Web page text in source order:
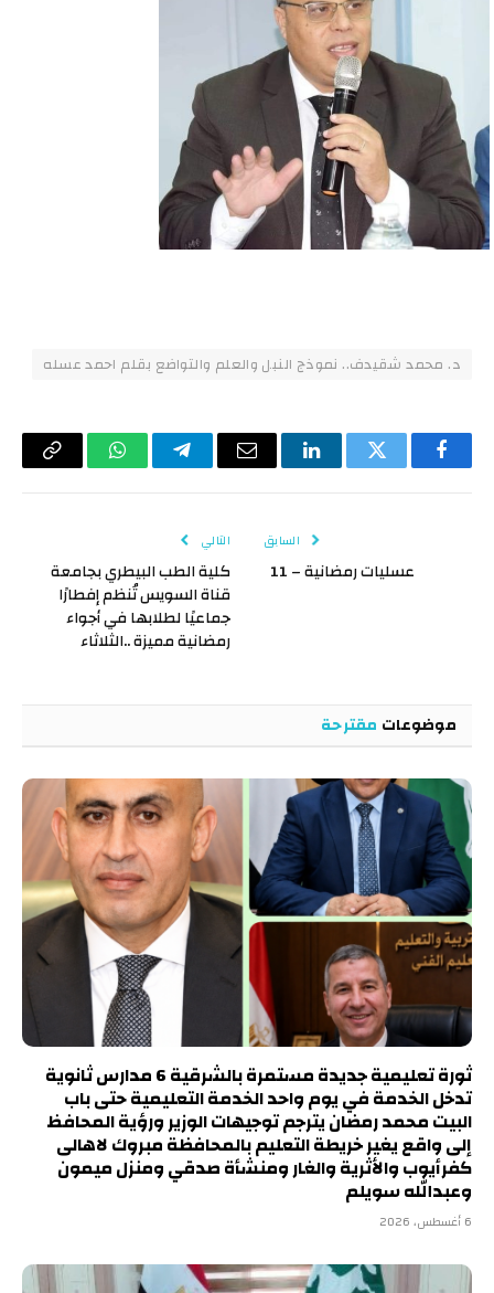
د. محمد شقيدف.. نموذج النبل والعلم والتواضع بقلم احمد عسله
فيسبوكتويتر لينكدإن البريد
تيلقرام واتسابCopy
السابق
عسليات رمضانية – 11
التالي
كلية الطب البيطري بجامعة
قناة السويس تُنظم إفطارًا
جماعيًا لطلابها في أجواء
رمضانية مميزة ..الثلاثاء
موضوعات مقترحة
ثورة تعليمية جديدة مستمرة بالشرقية 6 مدارس ثانوية
تدخل الخدمة في يوم واحد الخدمة التعليمية حتى باب
البيت محمد رمضان يترجم توجيهات الوزير ورؤية المحافظ
إلى واقع يغير خريطة التعليم بالمحافظة مبروك لاهالى
كفرأيوب والأثرية والغار ومنشأة صدقي ومنزل ميمون
وعبدالله سويلم
6 أغسطس، 2026